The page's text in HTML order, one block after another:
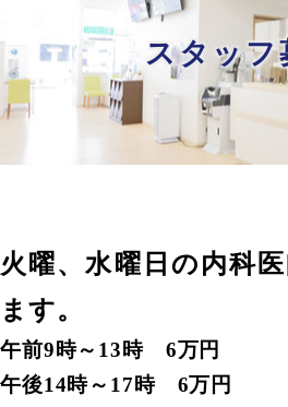
スタッフ
火曜、水曜日の内科
ます。
午前9時～13時 6万円
午後14時～17時 6万円